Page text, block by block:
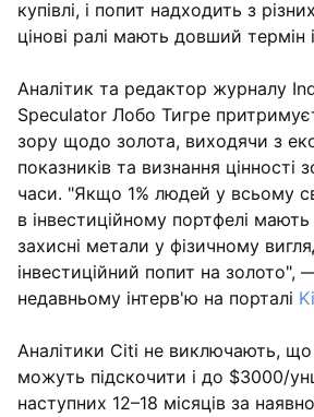
купівлі, і попит надходить з
цінові ралі мають довший термін
Аналітик та редактор журналу
Speculator Лобо Тигре
зору щодо золота, виходячи з
показників та визнання цінності
часи. "Якщо 1% людей у всьому
в інвестиційному портфелі
захисні метали у фізичному
інвестиційний попит на золото",
недавньому інтерв'ю на порталі
Аналітики Citi не виключають, що
можуть підскочити і до $3000/
наступних 12–18 місяців за